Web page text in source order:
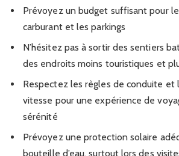
Prévoyez un budget suffisant pour
carburant et les parkings
N’hésitez pas à sortir des sentiers
des endroits moins touristiques et
Respectez les règles de conduite et
vitesse pour une expérience de
sérénité
Prévoyez une protection solaire
bouteille d’eau, surtout lors des